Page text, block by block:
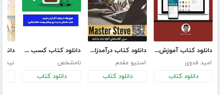
دانلود کتاب آموزش کیف پول FreeWallet به صورت گام به گام
امید فدوی
دانلود کتاب
دانلود کتاب درآمدزایی آنلاین
استیو مقدم
دانلود کتاب
دانلود کتاب کسب درآمد دلاری از معاملات روزانه ارزهای دیجیتال
نامشخص
دانلود کتاب